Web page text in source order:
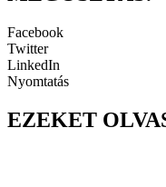
Facebook
Twitter
LinkedIn
Nyomtatás
EZEKET